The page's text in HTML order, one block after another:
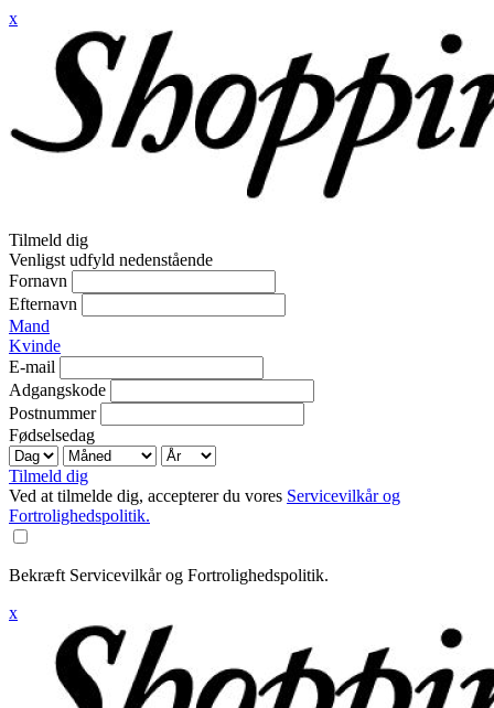
x
Tilmeld dig
Venligst udfyld nedenstående
Fornavn
Efternavn
Mand
Kvinde
E-mail
Adgangskode
Postnummer
Fødselsedag
Tilmeld dig
Ved at tilmelde dig, accepterer du vores Servicevilkår og
Fortrolighedspolitik.
Bekræft Servicevilkår og Fortrolighedspolitik.
x